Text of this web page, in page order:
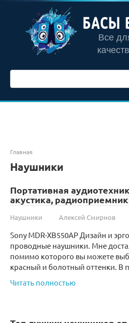
контенту
БАСЫ
Все
Главная
Наушники
Портативная
акустика,
Наушники Алексей Смирнов
Sony MDR-XB550AP Дизайн и
проводные наушники. Мне
помимо которого вы можете
красный и болотный оттенки. В
Читать полностью